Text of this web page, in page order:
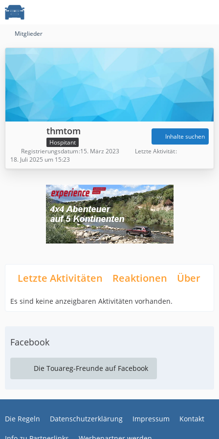
Mitglieder
thmtom
Hospitant
Inhalte suchen
Registrierungsdatum 15. März 2023
Letzte Aktivität
18. Juli 2025 um 15:23
Letzte Aktivitäten Reaktionen Über
Es sind keine anzeigbaren Aktivitäten vorhanden.
Facebook
Die Touareg-Freunde auf Facebook
Die Regeln Datenschutzerklärung Impressum Kontakt